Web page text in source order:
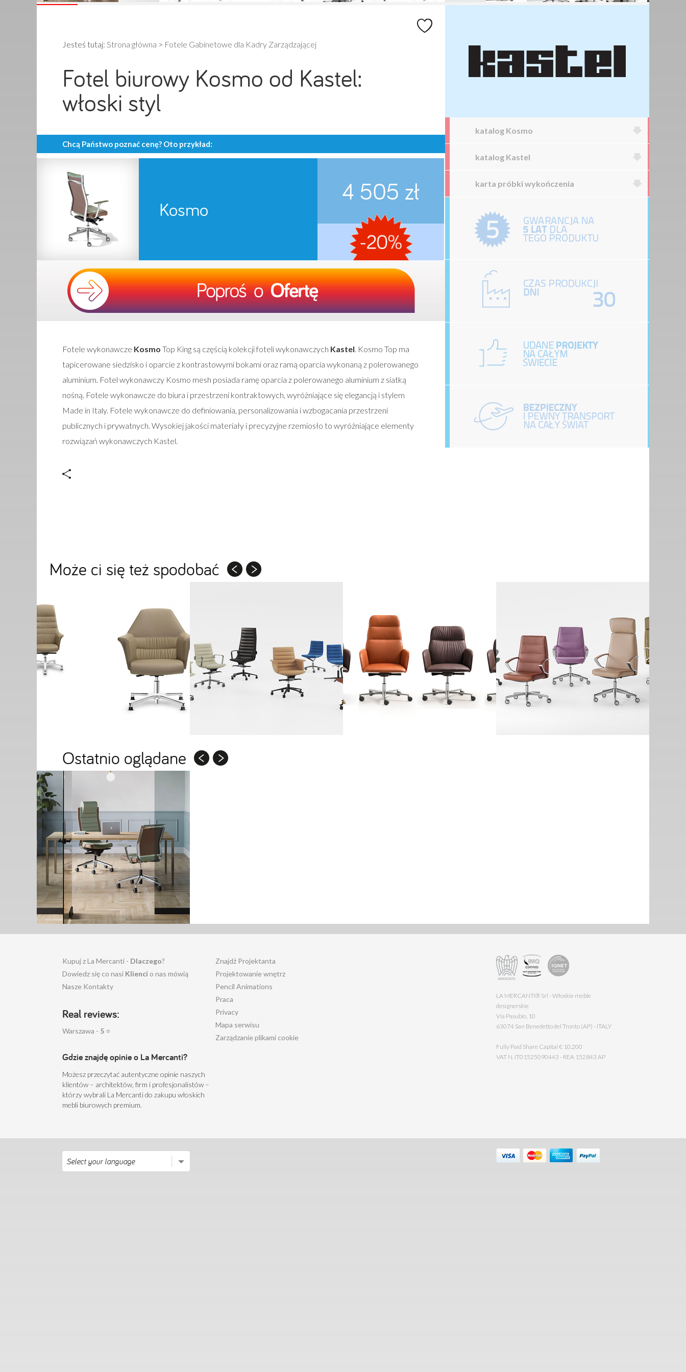
Jesteś tutaj: Strona główna > Fotele Gabinetowe dla Kadry Zarządzającej
Fotel biurowy Kosmo od Kastel:
włoski styl
Chcą Państwo poznać cenę? Oto przykład:
Kosmo
4 505 zł
Fotele wykonawcze Kosmo Top King są częścią kolekcji foteli wykonawczych Kastel. Kosmo Top ma
tapicerowane siedzisko i oparcie z kontrastowymi bokami oraz ramą oparcia wykonaną z polerowanego
aluminium. Fotel wykonawczy Kosmo mesh posiada ramę oparcia z polerowanego aluminium z siatką
nośną. Fotele wykonawcze do biura i przestrzeni kontraktowych, wyróżniające się elegancją i stylem
Made in Italy. Fotele wykonawcze do definiowania, personalizowania i wzbogacania przestrzeni
publicznych i prywatnych. Wysokiej jakości materiały i precyzyjne rzemiosło to wyróżniające elementy
rozwiązań wykonawczych Kastel.
katalog Kosmo
katalog Kastel
karta próbki wykończenia
Może ci się też spodobać
Ostatnio oglądane
Kupuj z La Mercanti - Dlaczego?
Dowiedz się co nasi Klienci o nas mówią
Nasze Kontakty
Real reviews:
Warszawa - 5 ⭐
Gdzie znajdę opinie o La Mercanti?
Możesz przeczytać autentyczne opinie naszych
klientów – architektów, firm i profesjonalistów –
którzy wybrali La Mercanti do zakupu włoskich
mebli biurowych premium.
Znajdż Projektanta
Projektowanie wnętrz
Pencil Animations
Praca
Privacy
Mapa serwisu
Zarządzanie plikami cookie
LA MERCANTI® Srl - Włoskie meble
designerskie
Via Pasubio, 10
63074 San Benedetto del Tronto (AP) - ITALY
Fully Paid Share Capital € 10.200
VAT N. IT01525090443 - REA 152843 AP